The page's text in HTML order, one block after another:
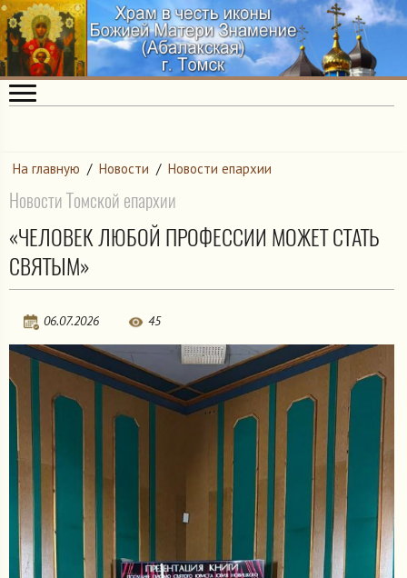
На главную / Новости / Новости епархии
Новости Томской епархии
«ЧЕЛОВЕК ЛЮБОЙ ПРОФЕССИИ МОЖЕТ СТАТЬ
СВЯТЫМ»
06.07.2026 45